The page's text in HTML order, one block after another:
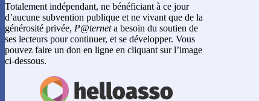
Totalement indépendant, ne bénéficiant à ce jour
d’aucune subvention publique et ne vivant que de la
générosité privée, P@terneta besoin du soutien de
ses lecteurs pour continuer, et se développer. Vous
pouvez faire un don en ligne en cliquant sur l’image
ci-dessous.